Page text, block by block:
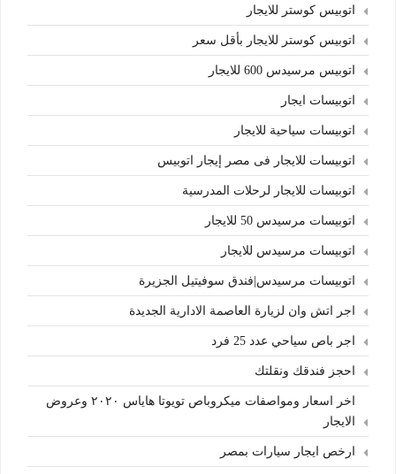
اتوبيس كوستر للايجار
اتوبيس كوستر للايجار بأقل سعر
اتوبيس مرسيدس 600 للايجار
اتوبيسات ايجار
اتوبيسات سياحية للايجار
اتوبيسات للايجار فى مصر إيجار اتوبيس
اتوبيسات للايجار لرحلات المدرسية
اتوبيسات مرسيدس 50 للايجار
اتوبيسات مرسيدس للايجار
اتوبيسات مرسيدس|فندق سوفيتيل الجزيرة
اجر اتش وان لزيارة العاصمة الادارية الجديدة
اجر باص سياحي عدد 25 فرد
احجز فندقك ونقلتك
اخر اسعار ومواصفات ميكروباص تويوتا هاياس ٢٠٢٠ وعروض
الايجار
ارخص ايجار سيارات بمصر